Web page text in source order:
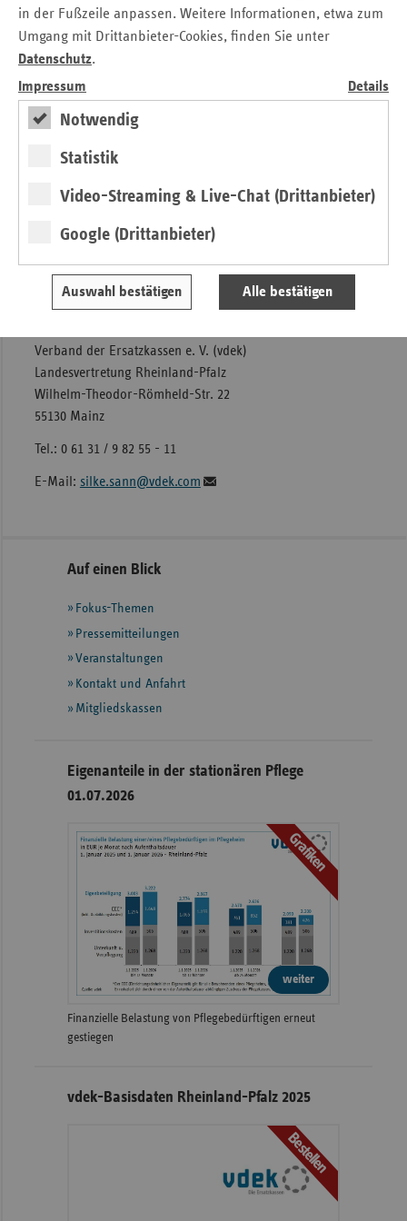
in der Fußzeile anpassen. Weitere Informationen, etwa zum
Umgang mit Drittanbieter-Cookies, finden Sie unter
Datenschutz.
Impressum
Details
Notwendig
Statistik
Video-Streaming & Live-Chat (Drittanbieter)
Google (Drittanbieter)
Auswahl bestätigen Alle bestätigen
https://www.vdek.com/ueber_uns/vdek-
zukunftspreis/2019.html
20190405 Zukunftspreis 2019.pdf
Verband der Ersatzkassen e. V. (vdek)
Landesvertretung Rheinland-Pfalz
Wilhelm-Theodor-Römheld-Str. 22
55130 Mainz
Tel.: 0 61 31 / 9 82 55 - 15
E-Mail:tanja.boerner@vdek.com
Verband der Ersatzkassen e. V. (vdek)
Landesvertretung Rheinland-Pfalz
Wilhelm-Theodor-Römheld-Str. 22
55130 Mainz
Tel.: 0 61 31 / 9 82 55 - 11
E-Mail: silke.sann@vdek.com
Seitennavigation
Seitenleiste
weiteren
Informationen
Auf einen Blick
Fokus-Themen
Pressemitteilungen
Veranstaltungen
Kontakt und Anfahrt
Mitgliedskassen
Eigenanteile in der stationären Pflege
01.07.2026
Grafiken
weiter
Finanzielle Belastung von Pflegebedürftigen erneut
gestiegen
vdek-Basisdaten Rheinland-Pfalz 2025
Bestellen